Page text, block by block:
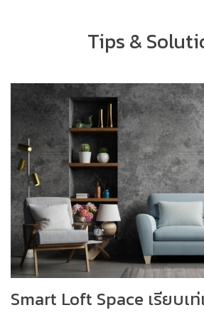
Tips &
Smart Loft Space เรียบเ